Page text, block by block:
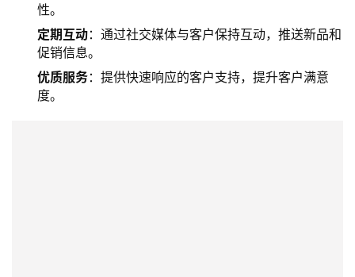
性。
定期互动：通过社交媒体与客户保持互动，推送新品和
促销信息。
优质服务：提供快速响应的客户支持，提升客户满意
度。